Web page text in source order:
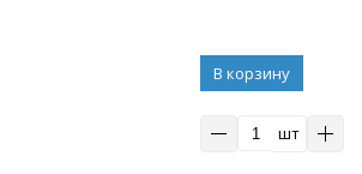
В корзину
шт